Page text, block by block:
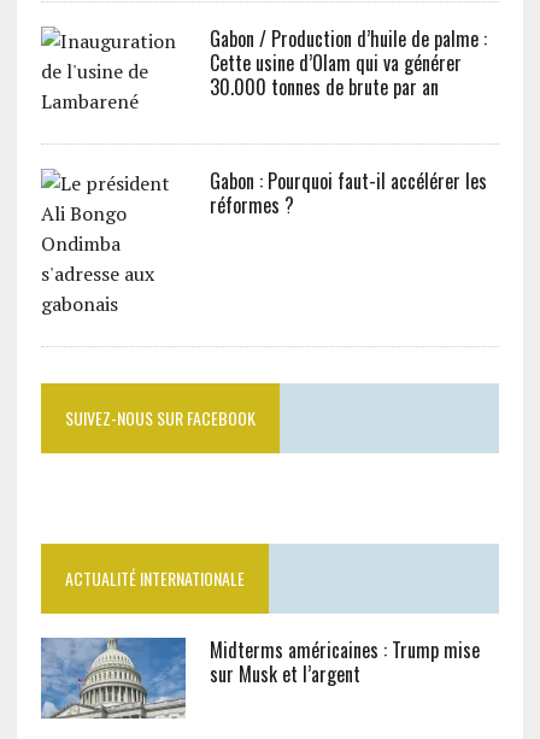
Gabon / Production d’huile de palme :
Cette usine d’Olam qui va générer
30.000 tonnes de brute par an
Gabon : Pourquoi faut-il accélérer les
réformes ?
SUIVEZ-NOUS SUR FACEBOOK
ACTUALITÉ INTERNATIONALE
Midterms américaines : Trump mise
sur Musk et l’argent